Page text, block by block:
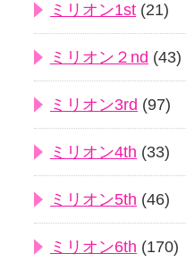
ミリオン1st (21)
ミリオン２nd (43)
ミリオン3rd (97)
ミリオン4th (33)
ミリオン5th (46)
ミリオン6th (170)